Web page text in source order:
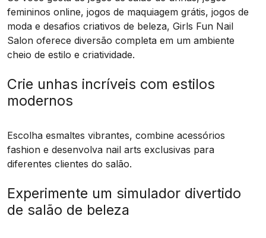
femininos online, jogos de maquiagem grátis, jogos de
moda e desafios criativos de beleza, Girls Fun Nail
Salon oferece diversão completa em um ambiente
cheio de estilo e criatividade.
Crie unhas incríveis com estilos
modernos
Escolha esmaltes vibrantes, combine acessórios
fashion e desenvolva nail arts exclusivas para
diferentes clientes do salão.
Experimente um simulador divertido
de salão de beleza